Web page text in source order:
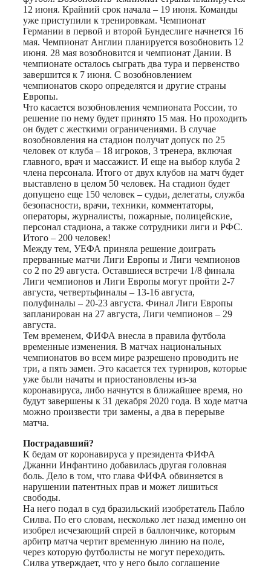
12 июня. Крайний срок начала – 19 июня. Команды
уже приступили к тренировкам. Чемпионат
Германии в первой и второй Бундеслиге начнется 16
мая. Чемпионат Англии планируется возобновить 12
июня. 28 мая возобновится и чемпионат Дании. В
чемпионате осталось сыграть два тура и первенство
завершится к 7 июня. С возобновлением
чемпионатов скоро определятся и другие страны
Европы.
Что касается возобновления чемпионата России, то
решение по нему будет принято 15 мая. Но проходить
он будет с жесткими ограничениями. В случае
возобновления на стадион получат допуск по 25
человек от клуба – 18 игроков, 3 тренера, включая
главного, врач и массажист. И еще на выбор клуба 2
члена персонала. Итого от двух клубов на матч будет
выставлено в целом 50 человек. На стадион будет
допущено еще 150 человек – судьи, делегаты, служба
безопасности, врачи, техники, комментаторы,
операторы, журналисты, пожарные, полицейские,
персонал стадиона, а также сотрудники лиги и РФС.
Итого – 200 человек!
Между тем, УЕФА приняла решение доиграть
прерванные матчи Лиги Европы и Лиги чемпионов
со 2 по 29 августа. Оставшиеся встречи 1/8 финала
Лиги чемпионов и Лиги Европы могут пройти 2-7
августа, четвертьфиналы – 13-16 августа,
полуфиналы – 20-23 августа. Финал Лиги Европы
запланирован на 27 августа, Лиги чемпионов – 29
августа.
Тем временем, ФИФА внесла в правила футбола
временные изменения. В матчах национальных
чемпионатов во всем мире разрешено проводить не
три, а пять замен. Это касается тех турниров, которые
уже были начаты и приостановлены из-за
коронавируса, либо начнутся в ближайшее время, но
будут завершены к 31 декабря 2020 года. В ходе матча
можно произвести три замены, а два в перерыве
матча.
Пострадавший?
К бедам от коронавируса у президента ФИФА
Джанни Инфантино добавилась другая головная
боль. Дело в том, что глава ФИФА обвиняется в
нарушении патентных прав и может лишиться
свободы.
На него подал в суд бразильский изобретатель Пабло
Силва. По его словам, несколько лет назад именно он
изобрел исчезающий спрей в баллончике, которым
арбитр матча чертит временную линию на поле,
через которую футболисты не могут переходить.
Силва утверждает, что у него было соглашение